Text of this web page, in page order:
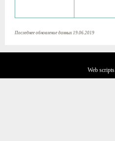
Последнее обновление данных 19.06.2019
Web scripts